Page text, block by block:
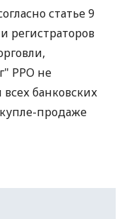
статье 9
регистраторов
РРО не
банковских
продаже